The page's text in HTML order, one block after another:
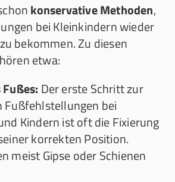
konservative Methoden,
bei Kleinkindern wieder
bekommen. Zu diesen
etwa:
Der erste Schritt zur
Fußfehlstellungen bei
Kindern ist oft die Fixierung
korrekten Position.
meist Gipse oder Schienen